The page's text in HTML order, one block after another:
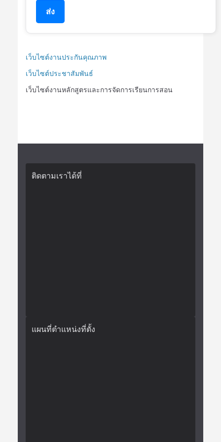
ส่ง
เว็บไซต์งานประกันคุณภาพ
เว็บไซต์ประชาสัมพันธ์
เว็บไซต์งานหลักสูตรและการจัดการเรียนการสอน
ติดตามเราได้ที่
แผนที่ตำแหน่งที่ตั้ง